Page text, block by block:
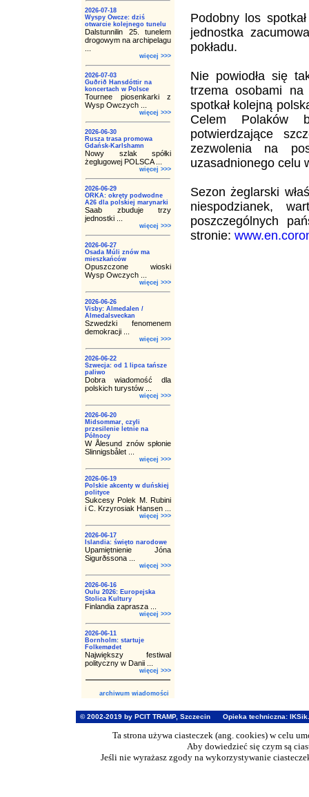
2026-07-18
Wyspy Owcze: dziś
otwarcie kolejnego tunelu
Dalstunnilin 25. tunelem
drogowym na archipelagu
więcej >>>
2026-07-03
Guðrið Hansdóttir na
koncertach w Polsce
Tournee piosenkarki z
Wysp Owczych ...
więcej >>>
2026-06-30
Rusza trasa promowa
Gdańsk-Karlshamn
Nowy szlak spółki
żeglugowej POLSCA ...
więcej >>>
2026-06-29
ORKA: okręty podwodne
A26 dla polskiej marynarki
Saab zbuduje trzy
jednostki ...
więcej >>>
2026-06-27
Osada Múli znów ma
mieszkańców
Opuszczone wioski
Wysp Owczych ...
więcej >>>
2026-06-26
Visby: Almedalen /
Almedalsveckan
Szwedzki fenomenem
demokracji ...
więcej >>>
2026-06-22
Szwecja: od 1 lipca tańsze
paliwo
Dobra wiadomość dla
polskich turystów ...
więcej >>>
2026-06-20
Midsommar, czyli
przesilenie letnie na
Północy
W Ålesund znów spłonie
Slinnigsbålet ...
więcej >>>
2026-06-19
Polskie akcenty w duńskiej
polityce
Sukcesy Polek M. Rubini
i C. Krzyrosiak Hansen ...
więcej >>>
2026-06-17
Islandia: święto narodowe
Upamiętnienie Jóna
Sigurðssona ...
więcej >>>
2026-06-16
Oulu 2026: Europejska
Stolica Kultury
Finlandia zaprasza ...
więcej >>>
2026-06-11
Bornholm: startuje
Folkemødet
Największy festiwal
polityczny w Danii ...
więcej >>>
archiwum wiadomości
Podobny los
jednostka
pokładu.
Nie powiodła się
trzema osobami
spotkał kolejną
Celem Polaków
potwierdzające
zezwolenia na
uzasadnionego celu
Sezon żeglarski
niespodzianek,
poszczególnych
stronie:
© 2002-2019 by PCIT TRAMP, Szczecin Opieka techniczna:
Ta strona używa ciasteczek (ang. cookies) w celu
Aby dowiedzieć się czym są
Jeśli nie wyrażasz zgody na wykorzystywanie